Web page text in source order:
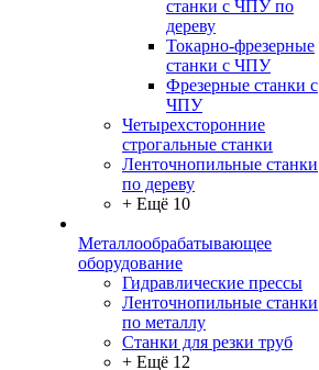
станки с ЧПУ по
дереву
Токарно-фрезерные
станки с ЧПУ
Фрезерные станки с
ЧПУ
Четырехсторонние
строгальные станки
Ленточнопильные станки
по дереву
+ Ещё 10
Металлообрабатывающее
оборудование
Гидравлические прессы
Ленточнопильные станки
по металлу
Станки для резки труб
+ Ещё 12